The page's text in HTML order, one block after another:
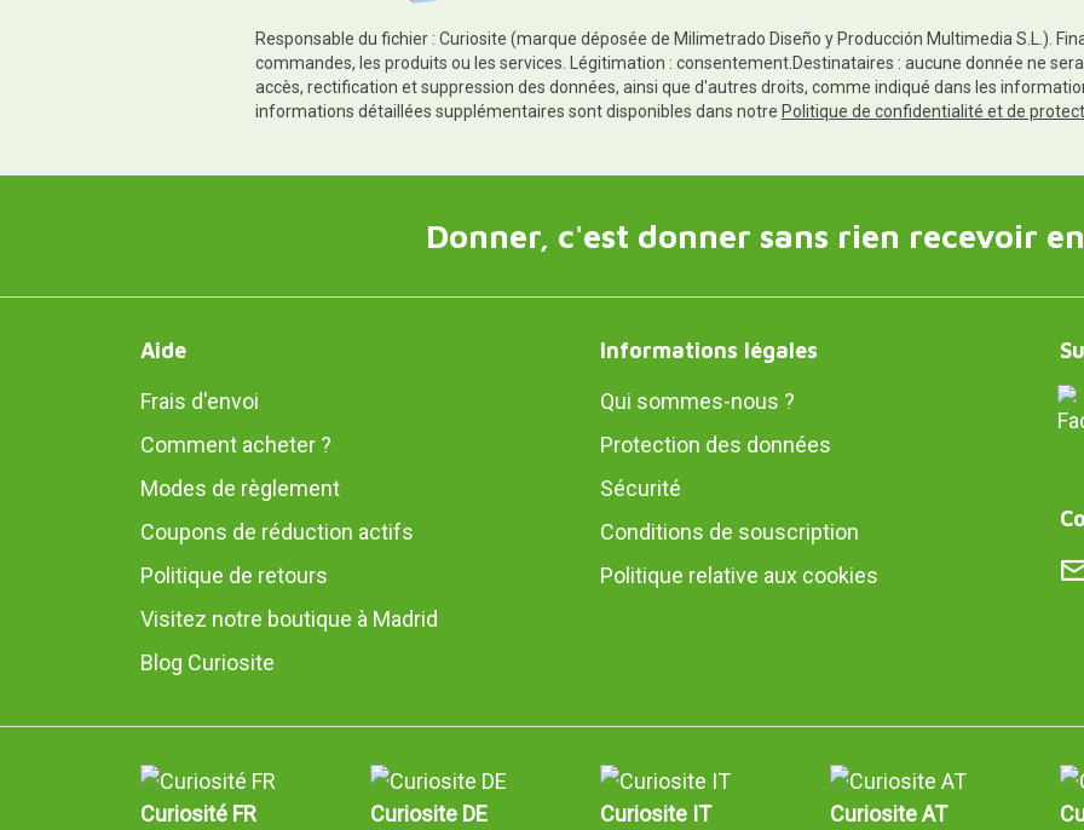
Responsable du fichier : Curiosite (marque déposée de Milimetrado Diseño y Producción Multimedia S.L.).
commandes, les produits ou les services. Légitimation : consentement.Destinataires : aucune donnée ne
accès, rectification et suppression des données, ainsi que d'autres droits, comme indiqué dans les
informations détaillées supplémentaires sont disponibles dans notre Politique de confidentialité et de
Donner, c'est donner sans rien recevoir
Aide
Frais d'envoi
Comment acheter ?
Modes de règlement
Coupons de réduction actifs
Politique de retours
Visitez notre boutique à Madrid
Blog Curiosite
Informations légales
Qui sommes-nous ?
Protection des données
Sécurité
Conditions de souscription
Politique relative aux cookies
Curiosité FR Curiosite DE Curiosite IT Curiosite AT